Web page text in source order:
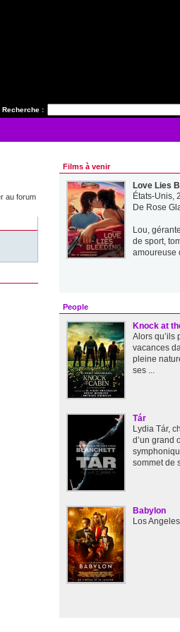
Recherche :
Films à venir
Love Lies
États-Unis,
De Rose
Lou,
de sport,
amoureuse
People
Knock at
Alors qu’ils
vacances
pleine
ses ...
Tár
Lydia Tár,
d’un grand
sommet de
Babylon
Los